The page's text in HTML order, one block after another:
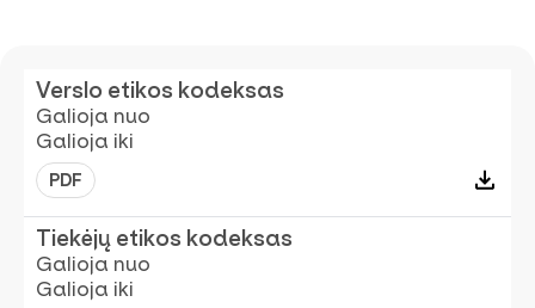
Verslo etikos kodeksas
Galioja nuo
Galioja iki
PDF
Tiekėjų etikos kodeksas
Galioja nuo
Galioja iki